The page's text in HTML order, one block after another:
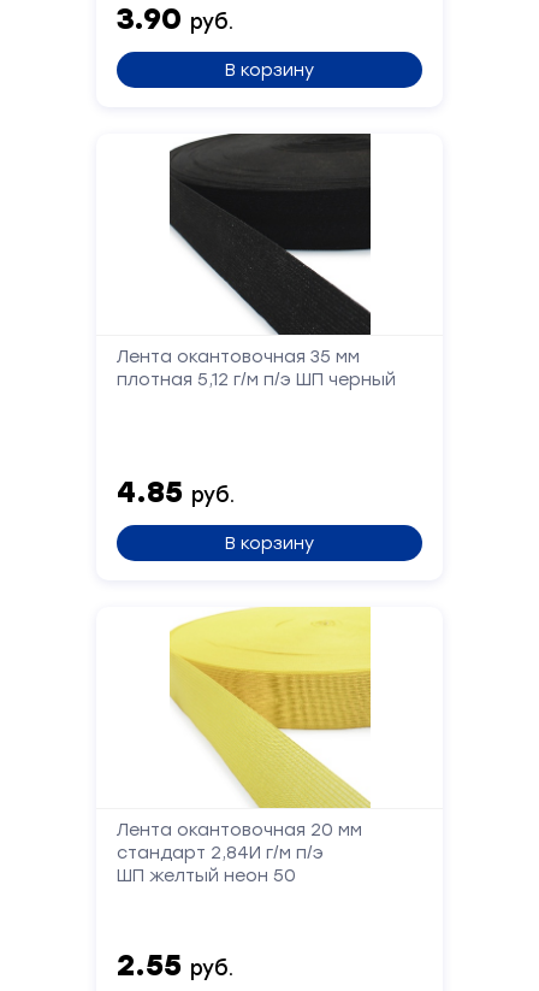
3.90 руб.
В корзину
Лента окантовочная 35 мм
плотная 5,12 г/м п/э ШП черный
4.85 руб.
В корзину
Лента окантовочная 20 мм
стандарт 2,84И г/м п/э
ШП желтый неон 50
2.55 руб.
перезвоним
имя
Сообщение
Отправить